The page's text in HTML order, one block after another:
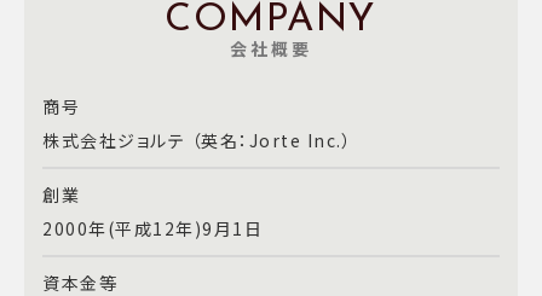
COMPANY
会社概要
商号
株式会社ジョルテ （英名：Jorte Inc.）
創業
2000年(平成12年)9月1日
資本金等